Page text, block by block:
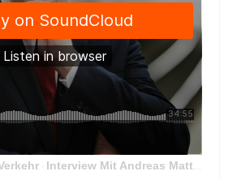
· Interview Mit Andreas Matthä, CEO der ÖBB Holding